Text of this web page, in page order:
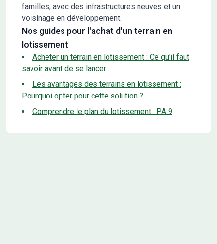
familles, avec des infrastructures neuves et un
voisinage en développement.
Nos guides pour l'achat d'un terrain en
lotissement
Acheter un terrain en lotissement : Ce qu'il faut
savoir avant de se lancer
Les avantages des terrains en lotissement :
Pourquoi opter pour cette solution ?
Comprendre le plan du lotissement : PA 9